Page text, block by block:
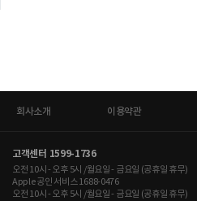
회사소개 이용약관
고객센터 1599-1736
오전 10시 - 오후 5시 /월요일 - 금요일 (공휴일 휴무)
Apple 공인 서비스 1688-0476
오전 10시 - 오후 5시 /월요일 - 금요일 (공휴일 휴무)